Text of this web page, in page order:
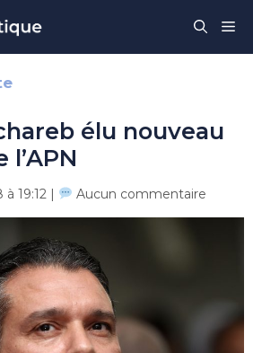
élu nouveau
19:12 | Aucun commentaire